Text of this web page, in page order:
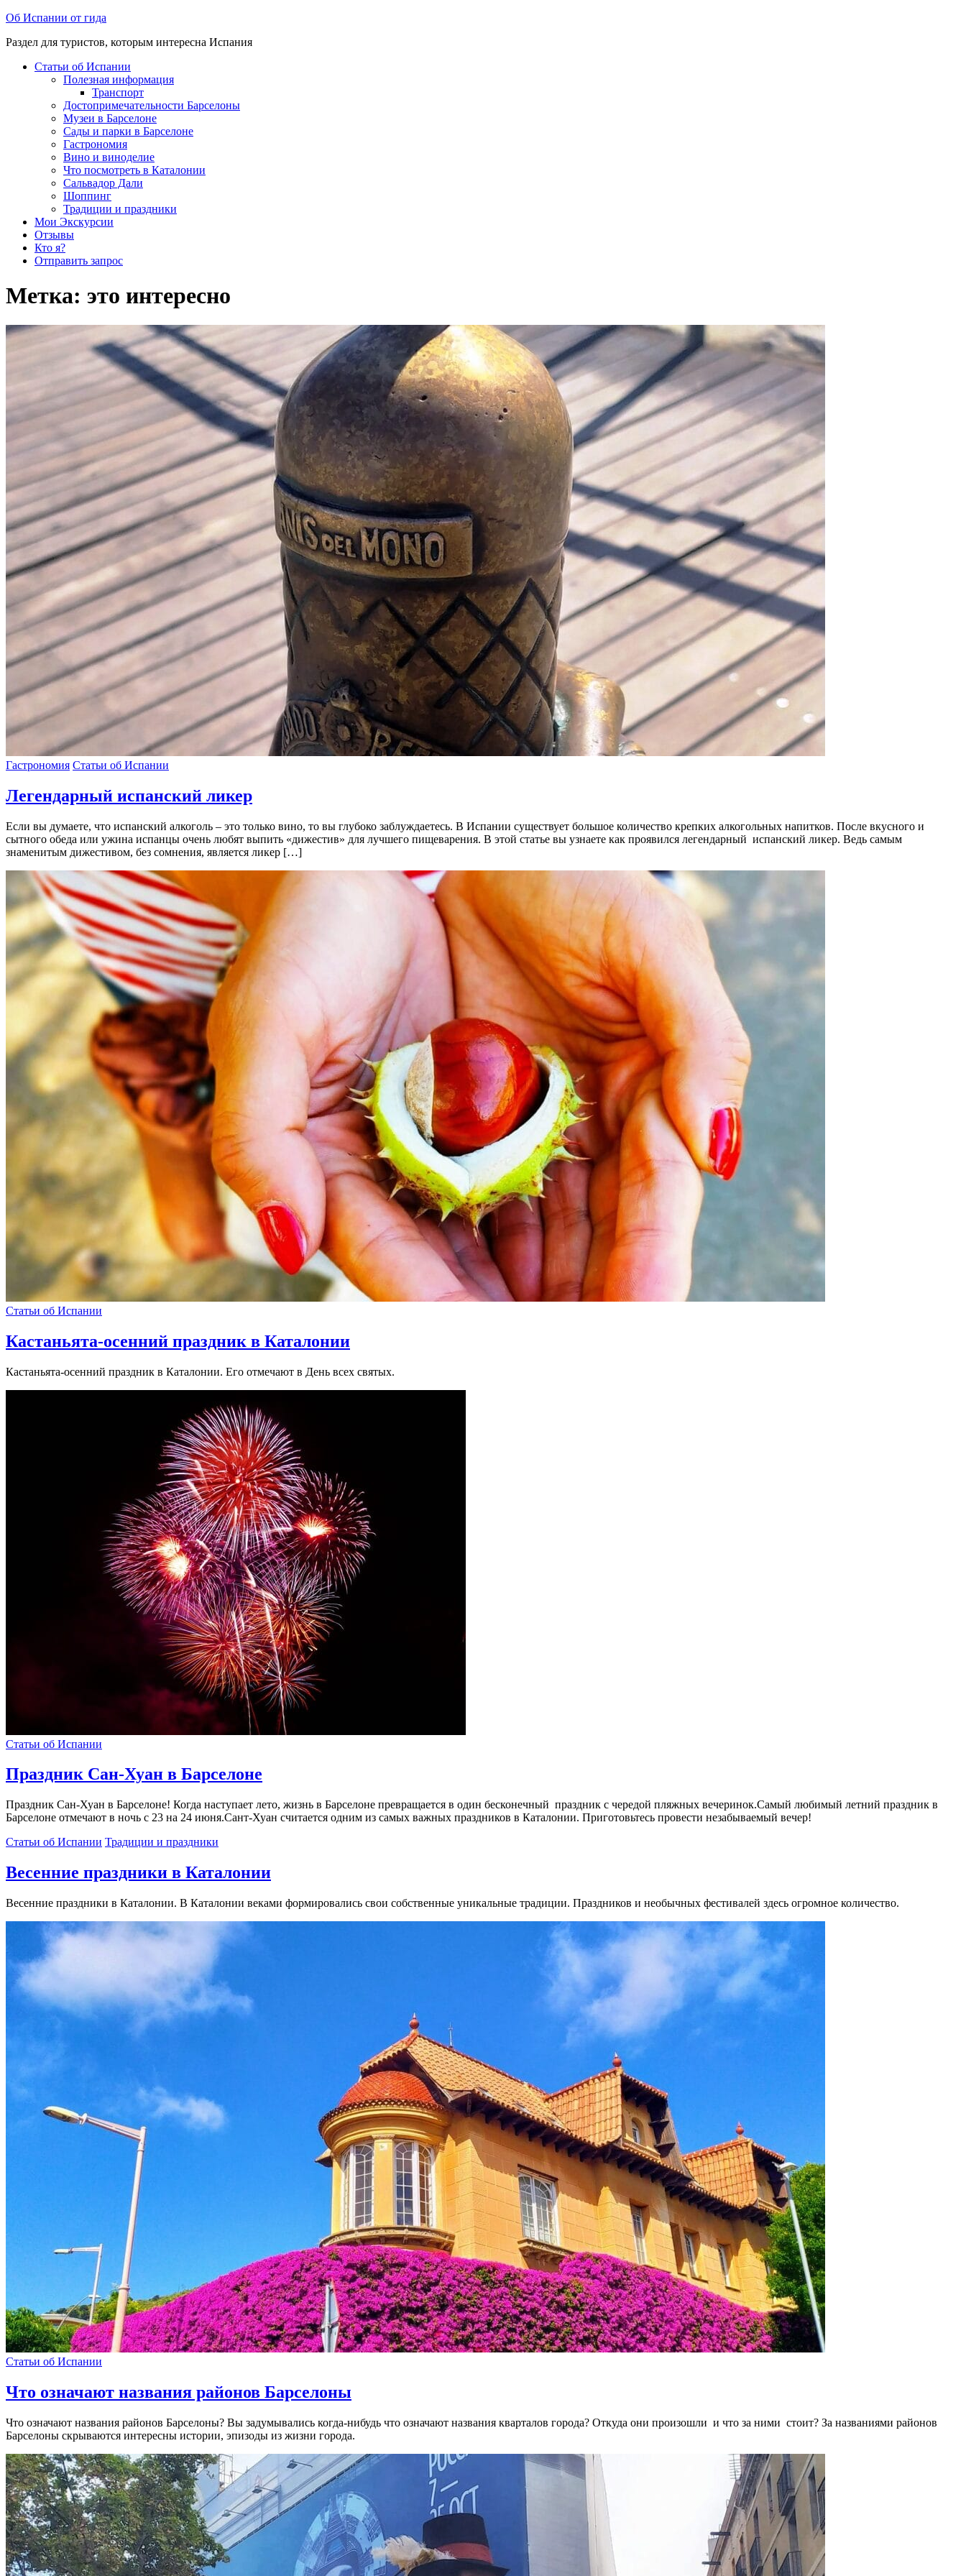
Перейти
содержимому
Об Испании от гида
Раздел для туристов, которым интересна Испания
Статьи об Испании
Полезная информация
Транспорт
Достопримечательности Барселоны
Музеи в Барселоне
Cады и парки в Барселоне
Гастрономия
Вино и виноделие
Что посмотреть в Каталонии
Сальвадор Дали
Шоппинг
Традиции и праздники
Мои Экскурсии
Отзывы
Кто я?
Отправить запрос
Метка: это интересно
Гастрономия Статьи об Испании
Легендарный испанский ликер
Если вы думаете, что испанский алкоголь – это только вино, то вы глубоко заблуждаетесь. В Испании существует большое количество крепких алкогольных напитков. После вкусного и
сытного обеда или ужина испанцы очень любят выпить «дижестив» для лучшего пищеварения. В этой статье вы узнаете как проявился легендарный испанский ликер. Ведь самым
знаменитым дижестивом, без сомнения, является ликер […]
Статьи об Испании
Кастаньята-осенний праздник в Каталонии
Кастаньята-осенний праздник в Каталонии. Его отмечают в День всех святых.
Статьи об Испании
Праздник Сан-Хуан в Барселоне
Праздник Сан-Хуан в Барселоне! Когда наступает лето, жизнь в Барселоне превращается в один бесконечный праздник с чередой пляжных вечеринок.Самый любимый летний праздник в
Барселоне отмечают в ночь с 23 на 24 июня.Сант-Хуан считается одним из самых важных праздников в Каталонии. Приготовьтесь провести незабываемый вечер!
Статьи об Испании Традиции и праздники
Весенние праздники в Каталонии
Весенние праздники в Каталонии. В Каталонии веками формировались свои собственные уникальные традиции. Праздников и необычных фестивалей здесь огромное количество.
Статьи об Испании
Что означают названия районов Барселоны
Что означают названия районов Барселоны? Вы задумывались когда-нибудь что означают названия кварталов города? Откуда они произошли и что за ними стоит? За названиями районов
Барселоны скрываются интересны истории, эпизоды из жизни города.